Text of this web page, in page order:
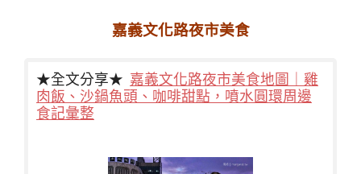
嘉義文化路夜市美食
★全文分享★ 嘉義文化路夜市美食地圖｜雞
肉飯、沙鍋魚頭、咖啡甜點，噴水圓環周邊
食記彙整